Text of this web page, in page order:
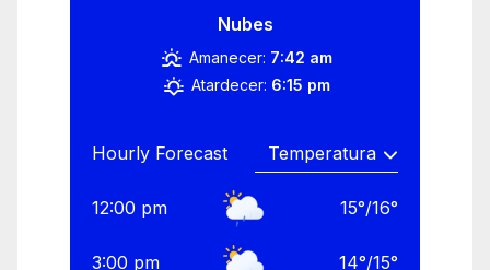
Nubes
Amanecer: 7:42 am
Atardecer: 6:15 pm
Hourly Forecast
12:00 pm 15°/16°
3:00 pm 14°/15°